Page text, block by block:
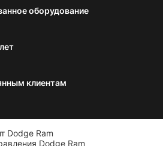
оборудование
клиентам
Dodge Ram
Dodge Ram